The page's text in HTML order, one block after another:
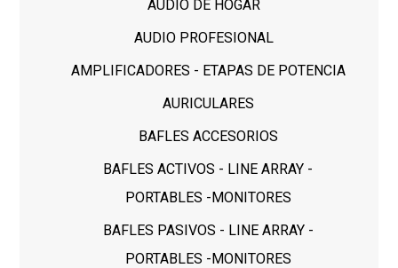
AUDIO DE HOGAR
AUDIO PROFESIONAL
AMPLIFICADORES - ETAPAS DE POTENCIA
AURICULARES
BAFLES ACCESORIOS
BAFLES ACTIVOS - LINE ARRAY -
PORTABLES -MONITORES
BAFLES PASIVOS - LINE ARRAY -
PORTABLES -MONITORES